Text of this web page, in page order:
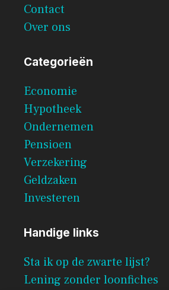
Contact
Over ons
Categorieën
Economie
Hypotheek
Ondernemen
Pensioen
Verzekering
Geldzaken
Investeren
Handige links
Sta ik op de zwarte lijst?
Lening zonder loonfiches